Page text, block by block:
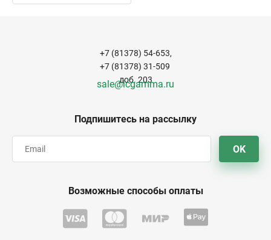
Подпишитесь на рассылку
OK
+7 (81378) 54-653,
+7 (81378) 31-509
доб. 203
sale@icgamma.ru
Возможные способы оплаты